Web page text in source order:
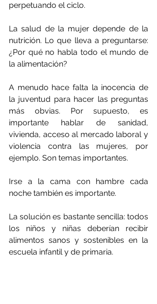
perpetuando el ciclo.
La salud de la mujer depende de la
nutrición. Lo que lleva a preguntarse:
¿Por qué no habla todo el mundo de
la alimentación?
A menudo hace falta la inocencia de
la juventud para hacer las preguntas
más obvias. Por supuesto, es
importante hablar de sanidad,
vivienda, acceso al mercado laboral y
violencia contra las mujeres, por
ejemplo. Son temas importantes.
Irse a la cama con hambre cada
noche también es importante.
La solución es bastante sencilla: todos
los niños y niñas deberían recibir
alimentos sanos y sostenibles en la
escuela infantil y de primaria.